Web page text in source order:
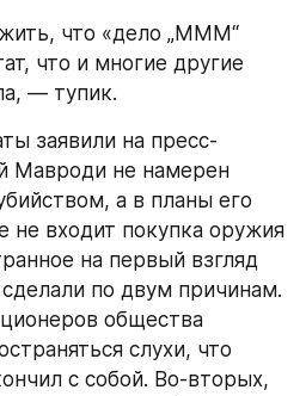
что «дело „МММ“
что и многие другие
— тупик.
заявили на пресс-
Мавроди не намерен
а в планы его
не входит покупка оружия
на первый взгляд
по двум причинам.
общества
слухи, что
с собой. Во-вторых,